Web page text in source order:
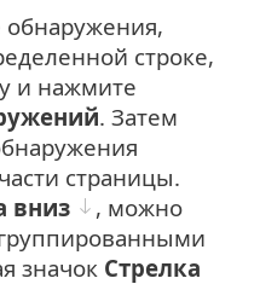
обнаружения,
строке,
и нажмите
. Затем
страницы.
вниз
, можно
значок Стрелка